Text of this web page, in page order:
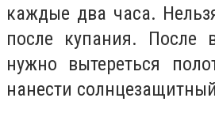
каждые два часа.
после купания. После
нужно вытереться
нанести